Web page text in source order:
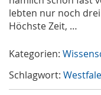
lebten nur noch
Höchste Zeit, …
Kategorien:
Schlagwort: